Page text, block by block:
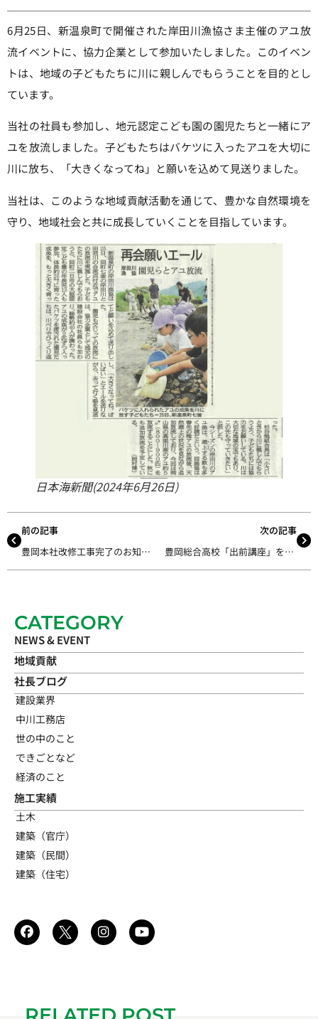
6月25日、新温泉町で開催された岸田川漁協さま主催のアユ放
流イベントに、協力企業として参加いたしました。このイベン
トは、地域の子どもたちに川に親しんでもらうことを目的とし
ています。
当社の社員も参加し、地元認定こども園の園児たちと一緒にア
ユを放流しました。子どもたちはバケツに入ったアユを大切に
川に放ち、「大きくなってね」と願いを込めて見送りました。
当社は、このような地域貢献活動を通じて、豊かな自然環境を
守り、地域社会と共に成長していくことを目指しています。
日本海新聞(2024年6月26日)
前の記事
豊岡本社改修工事完了のお知らせ
次の記事
豊岡総合高校「出前講座」をお手伝いさせていただきました
CATEGORY
NEWS & EVENT
地域貢献
社長ブログ
建設業界
中川工務店
世の中のこと
できごとなど
経済のこと
施工実績
土木
建築（官庁）
建築（民間）
建築（住宅）